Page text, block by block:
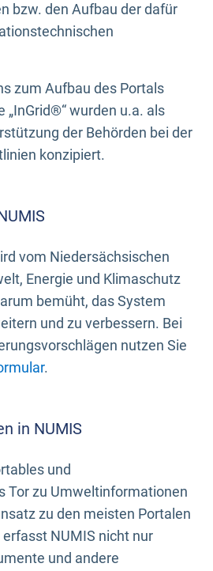
bzw. den Aufbau der dafür
zum Aufbau des Portals
wurden u.a. als
der Behörden bei der
konzipiert.
vom Niedersächsischen
Energie und Klimaschutz
bemüht, das System
und zu verbessern. Bei
nutzen Sie
.
in NUMIS
und
Tor zu Umweltinformationen
zu den meisten Portalen
NUMIS nicht nur
und andere